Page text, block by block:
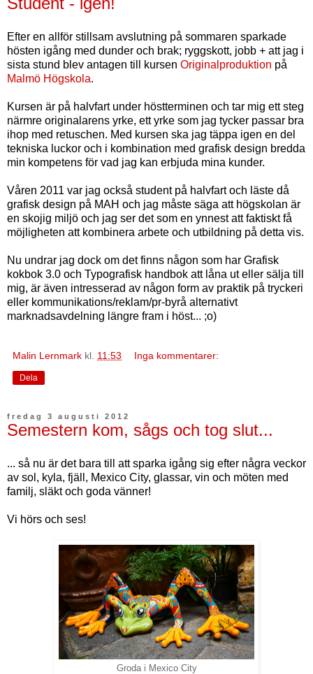
Efter en allför stillsam avslutning på sommaren sparkade
hösten igång med dunder och brak; ryggskott, jobb + att jag i
sista stund blev antagen till kursen Originalproduktion på
Malmö Högskola.
Kursen är på halvfart under höstterminen och tar mig ett steg
närmre originalarens yrke, ett yrke som jag tycker passar bra
ihop med retuschen. Med kursen ska jag täppa igen en del
tekniska luckor och i kombination med grafisk design bredda
min kompetens för vad jag kan erbjuda mina kunder.
Våren 2011 var jag också student på halvfart och läste då
grafisk design på MAH och jag måste säga att högskolan är
en skojig miljö och jag ser det som en ynnest att faktiskt få
möjligheten att kombinera arbete och utbildning på detta vis.
Nu undrar jag dock om det finns någon som har Grafisk
kokbok 3.0 och Typografisk handbok att låna ut eller sälja till
mig, är även intresserad av någon form av praktik på tryckeri
eller kommunikations/reklam/pr-byrå alternativt
marknadsavdelning längre fram i höst... ;o)
Malin Lernmark kl. 11:53 Inga kommentarer:
Dela
fredag 3 augusti 2012
Semestern kom, sågs och tog slut...
... så nu är det bara till att sparka igång sig efter några veckor
av sol, kyla, fjäll, Mexico City, glassar, vin och möten med
familj, släkt och goda vänner!
Vi hörs och ses!
Groda i Mexico City